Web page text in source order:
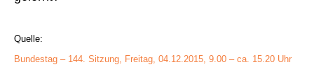
Quelle:
Bundestag – 144. Sitzung, Freitag, 04.12.2015, 9.00 – ca. 15.20 Uhr